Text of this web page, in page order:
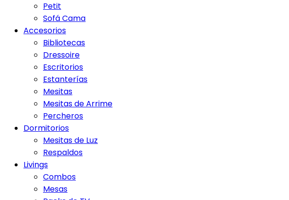
Petit
Sofá Cama
Accesorios
Bibliotecas
Dressoire
Escritorios
Estanterías
Mesitas
Mesitas de Arrime
Percheros
Dormitorios
Mesitas de Luz
Respaldos
Livings
Combos
Mesas